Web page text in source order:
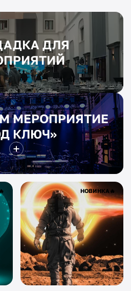
ДЛЯ
МЕРОПРИЯТИЕ
КЛЮЧ»
НОВИНКА 🔥